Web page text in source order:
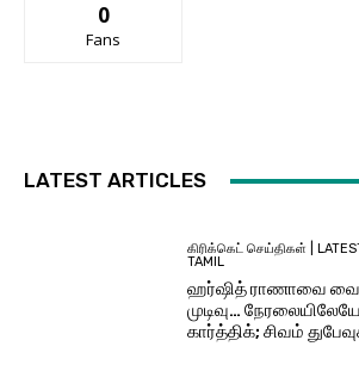
0
Fans
LATEST ARTICLES
கிரிக்கெட் செய்திகள் |
TAMIL
ஹர்ஷித் ராணாவை
முடிவு…
கார்த்திக்; சிவம்